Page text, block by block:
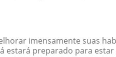
imensamente suas
estará preparado para